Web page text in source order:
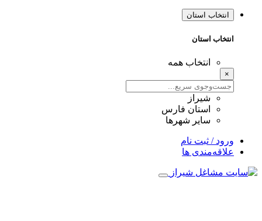
انتخاب استان
انتخاب استان
انتخاب همه
×
شیراز
استان فارس
سایر شهرها
ورود / ثبت نام
علاقه‌مندی ها